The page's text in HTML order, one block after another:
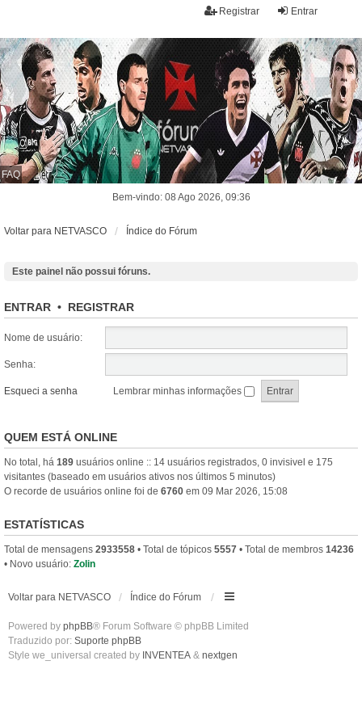
Entrar
Registrar
FAQ
Bem-vindo: 08 Ago 2026, 09:36
Voltar para NETVASCO Índice do Fórum
Este painel não possui fóruns.
ENTRAR • REGISTRAR
Nome de usuário:
Senha:
Esqueci a senha Lembrar minhas informações
QUEM ESTÁ ONLINE
No total, há 189 usuários online :: 14 usuários registrados, 0 invisivel e 175
visitantes (baseado em usuários ativos nos últimos 5 minutos)
O recorde de usuários online foi de 6760 em 09 Mar 2026, 15:08
ESTATÍSTICAS
Total de mensagens 2933558 • Total de tópicos 5557 • Total de membros 14236
• Novo usuário: Zolin
Voltar para NETVASCO Índice do Fórum
Powered by phpBB® Forum Software © phpBB Limited
Traduzido por: Suporte phpBB
Style we_universal created by INVENTEA & nextgen